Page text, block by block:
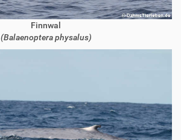
Finnwal
(Balaenoptera physalus)